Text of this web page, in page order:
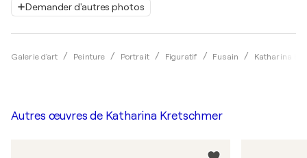
Demander d'autres photos
Galerie d'art Peinture Portrait Figuratif Fusain Katharina
Autres œuvres de Katharina Kretschmer